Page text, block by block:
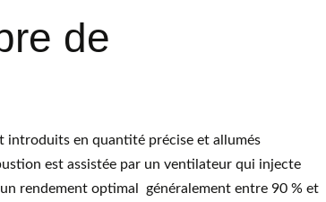
de
introduits en quantité précise et allumés
est assistée par un ventilateur qui injecte
rendement optimal  généralement entre 90 % et